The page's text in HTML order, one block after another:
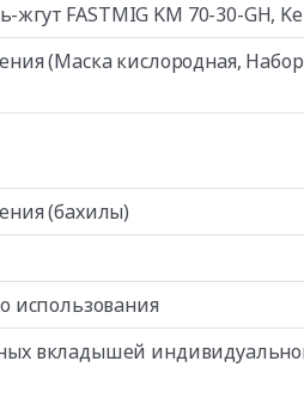
FASTMIG KM 70-30-GH,
(Маска кислородная,
(бахилы)
использования
вкладышей